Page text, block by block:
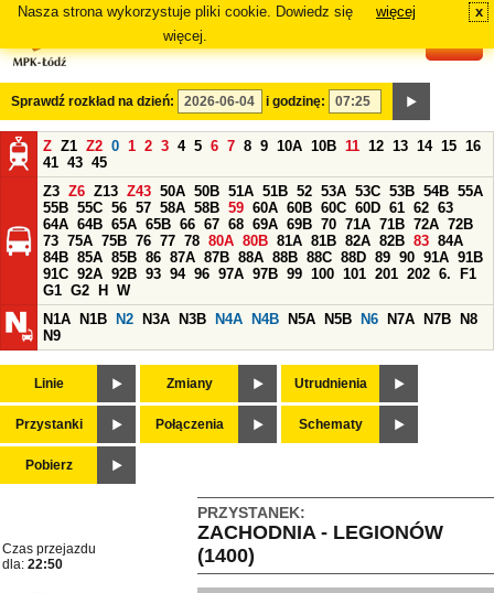
Nasza strona wykorzystuje pliki cookie. Dowiedz się
więcej.
więcej x
Sprawdź rozkład na dzień: i godzinę:
Z Z1 Z2 0 1 2 3 4 5 6 7 8 9 10A 10B 11 12 13 14 15 16
41 43 45
Z3 Z6 Z13 Z43 50A 50B 51A 51B 52 53A 53C 53B 54B 55A
55B 55C 56 57 58A 58B 59 60A 60B 60C 60D 61 62 63
64A 64B 65A 65B 66 67 68 69A 69B 70 71A 71B 72A 72B
73 75A 75B 76 77 78 80A 80B 81A 81B 82A 82B 83 84A
84B 85A 85B 86 87A 87B 88A 88B 88C 88D 89 90 91A 91B
91C 92A 92B 93 94 96 97A 97B 99 100 101 201 202 6.
F1
G1 G2 H
W
N1A
N1B N2 N3A N3B N4A N4B N5A N5B N6 N7A N7B
N8
N9
Linie Zmiany Utrudnienia
Przystanki Połączenia Schematy
Pobierz
PRZYSTANEK:
ZACHODNIA - LEGIONÓW
(1400)
Czas przejazdu
dla: 22:50